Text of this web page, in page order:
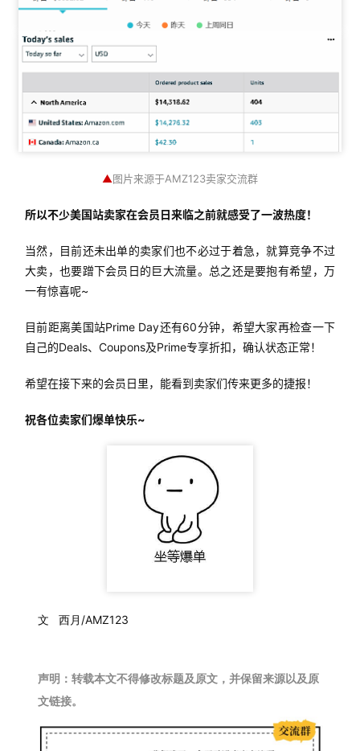
干
货
精
选
▲图片来源于AMZ123卖家交流群
所以不少美国站卖家在会员日来临之前就感受了一波热度！
当然，目前还未出单的卖家们也不必过于着急，就算竞争不过
大卖，也要蹭下会员日的巨大流量。总之还是要抱有希望，万
一有惊喜呢~
目前距离美国站Prime Day还有60分钟，希望大家再检查一下
自己的Deals、Coupons及Prime专享折扣，确认状态正常！
希望在接下来的会员日里，能看到卖家们传来更多的捷报！
祝各位卖家们爆单快乐~
文 西月/AMZ123
声明：转载本文不得修改标题及原文，并保留来源以及原
文链接。